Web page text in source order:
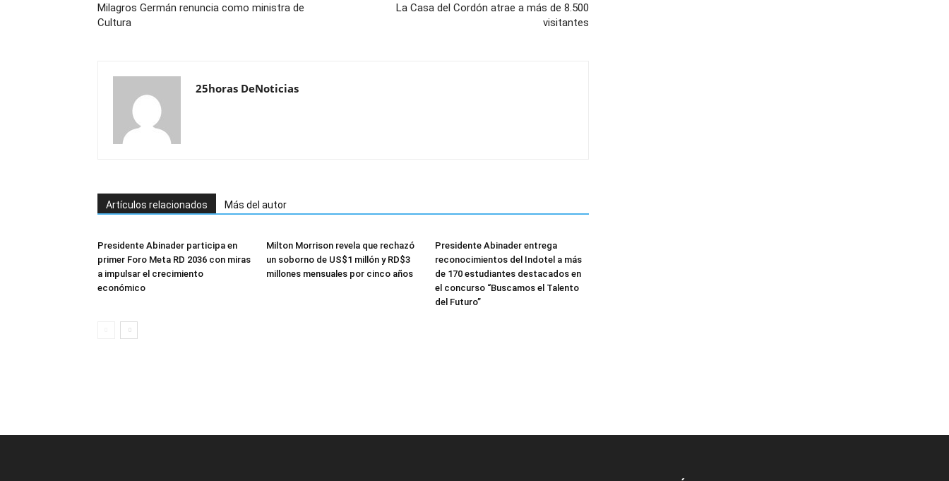
Milagros Germán renuncia como ministra de
Cultura
La Casa del Cordón atrae a más de 8.500
visitantes
25horas DeNoticias
Artículos relacionados Más del autor
Presidente Abinader participa en
primer Foro Meta RD 2036 con miras
a impulsar el crecimiento
económico
Milton Morrison revela que rechazó
un soborno de US$1 millón y RD$3
millones mensuales por cinco años
Presidente Abinader entrega
reconocimientos del Indotel a más
de 170 estudiantes destacados en
el concurso “Buscamos el Talento
del Futuro”